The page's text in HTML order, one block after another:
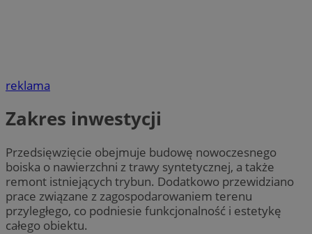
reklama
Zakres inwestycji
Przedsięwzięcie obejmuje budowę nowoczesnego
boiska o nawierzchni z trawy syntetycznej, a także
remont istniejących trybun. Dodatkowo przewidziano
prace związane z zagospodarowaniem terenu
przyległego, co podniesie funkcjonalność i estetykę
całego obiektu.